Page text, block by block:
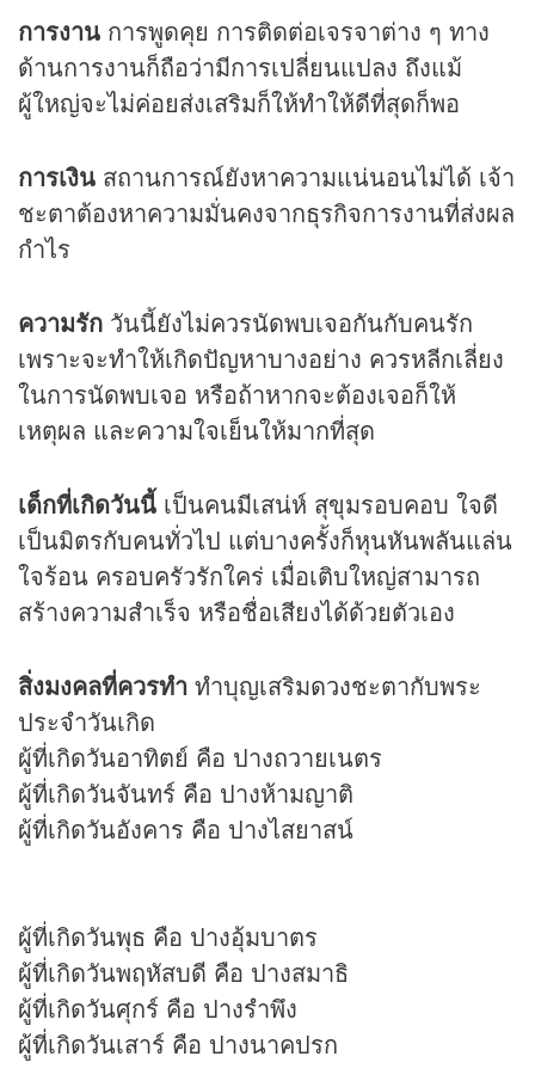
การงาน การพูดคุย การติดต่อเจรจาต่าง ๆ ทาง
ด้านการงานก็ถือว่ามีการเปลี่ยนแปลง ถึงแม้
ผู้ใหญ่จะไม่ค่อยส่งเสริมก็ให้ทำให้ดีที่สุดก็พอ
การเงิน สถานการณ์ยังหาความแน่นอนไม่ได้ เจ้า
ชะตาต้องหาความมั่นคงจากธุรกิจการงานที่ส่งผล
กำไร
ความรัก วันนี้ยังไม่ควรนัดพบเจอกันกับคนรัก
เพราะจะทำให้เกิดปัญหาบางอย่าง ควรหลีกเลี่ยง
ในการนัดพบเจอ หรือถ้าหากจะต้องเจอก็ให้
เหตุผล และความใจเย็นให้มากที่สุด
เด็กที่เกิดวันนี้ เป็นคนมีเสน่ห์ สุขุมรอบคอบ ใจดี
เป็นมิตรกับคนทั่วไป แต่บางครั้งก็หุนหันพลันแล่น
ใจร้อน ครอบครัวรักใคร่ เมื่อเติบใหญ่สามารถ
สร้างความสำเร็จ หรือชื่อเสียงได้ด้วยตัวเอง
สิ่งมงคลที่ควรทำ ทำบุญเสริมดวงชะตากับพระ
ประจำวันเกิด
ผู้ที่เกิดวันอาทิตย์ คือ ปางถวายเนตร
ผู้ที่เกิดวันจันทร์ คือ ปางห้ามญาติ
ผู้ที่เกิดวันอังคาร คือ ปางไสยาสน์
ผู้ที่เกิดวันพุธ คือ ปางอุ้มบาตร
ผู้ที่เกิดวันพฤหัสบดี คือ ปางสมาธิ
ผู้ที่เกิดวันศุกร์ คือ ปางรำพึง
ผู้ที่เกิดวันเสาร์ คือ ปางนาคปรก